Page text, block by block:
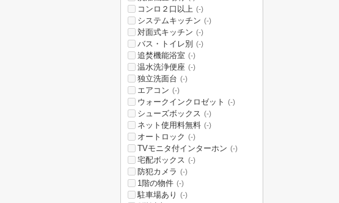
コンロ２口以上 (-)
システムキッチン (-)
対面式キッチン (-)
バス・トイレ別 (-)
追焚機能浴室 (-)
温水洗浄便座 (-)
独立洗面台 (-)
エアコン (-)
ウォークインクロゼット (-)
シューズボックス (-)
ネット使用料無料 (-)
オートロック (-)
TVモニタ付インターホン (-)
宅配ボックス (-)
防犯カメラ (-)
1階の物件 (-)
駐車場あり (-)